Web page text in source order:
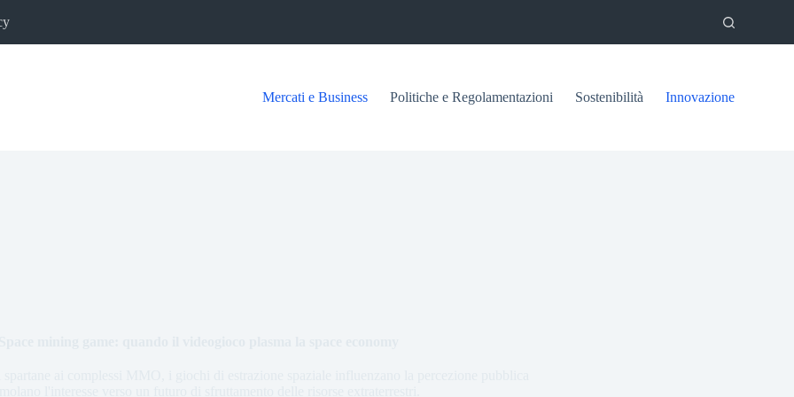
Mercati e Business Politiche e Regolamentazioni Sostenibilità Innovazione